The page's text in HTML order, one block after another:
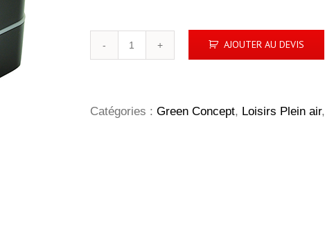
de
AJOUTER AU DEVIS
Catégories : Green Concept, Loisirs Plein air,